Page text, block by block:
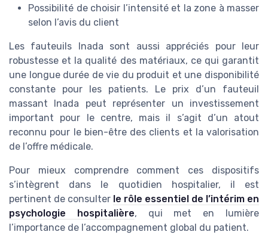
Possibilité de choisir l’intensité et la zone à masser
selon l’avis du client
Les fauteuils Inada sont aussi appréciés pour leur
robustesse et la qualité des matériaux, ce qui garantit
une longue durée de vie du produit et une disponibilité
constante pour les patients. Le prix d’un fauteuil
massant Inada peut représenter un investissement
important pour le centre, mais il s’agit d’un atout
reconnu pour le bien-être des clients et la valorisation
de l’offre médicale.
Pour mieux comprendre comment ces dispositifs
s’intègrent dans le quotidien hospitalier, il est
pertinent de consulter le rôle essentiel de l’intérim en
psychologie hospitalière, qui met en lumière
l’importance de l’accompagnement global du patient.